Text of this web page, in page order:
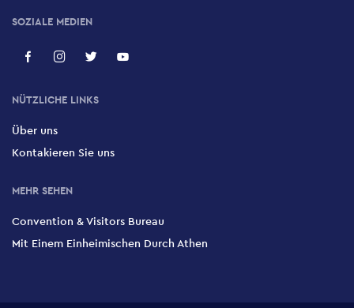
SOZIALE MEDIEN
NÜTZLICHE LINKS
Über uns
Kontakieren Sie uns
MEHR SEHEN
Convention & Visitors Bureau
Mit Einem Einheimischen Durch Athen